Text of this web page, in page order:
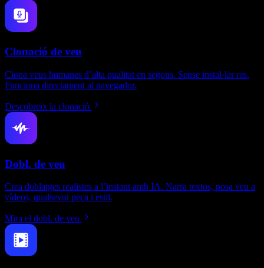
Clonació de veu
Clona veus humanes d’alta qualitat en segons. Sense instal·lar res.
Funciona directament al navegador.
Descobreix la clonació
Dobl. de veu
Crea doblatges realistes a l’instant amb IA. Narra textos, posa veu a
vídeos, qualsevol peça i estil.
Mira el dobl. de veu